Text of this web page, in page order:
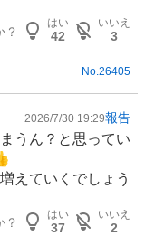
はい
42
いいえ
3
No. 26405
2026/7/30 19:29報告
うん？と思ってい
えていくでしょう
はい
37
いいえ
2